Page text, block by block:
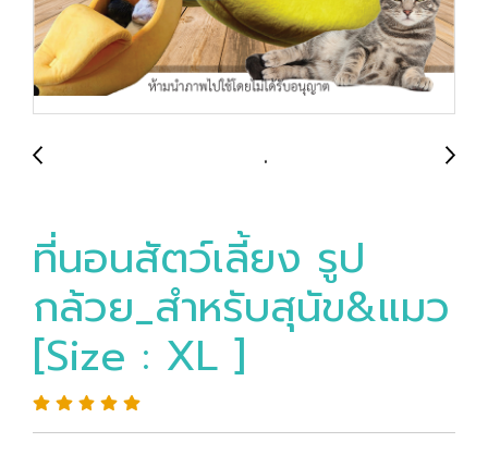
ที่นอนสัตว์เลี้ยง รูป
กล้วย_สำหรับสุนัข&แมว
[Size : XL ]